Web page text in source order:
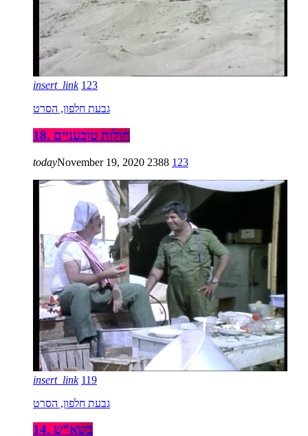
insert_link 123
גבעת חלפון, הסרט
18. חולות טובעניים
todayNovember 19, 2020 2388 123
insert_link 119
גבעת חלפון, הסרט
14. בשא”ש